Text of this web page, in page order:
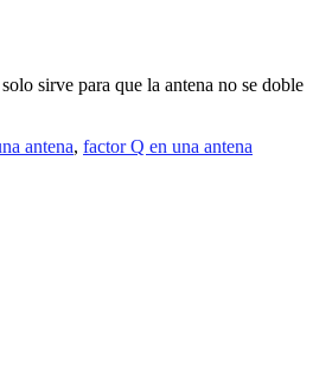
sirve para que la antena no se doble
antena, factor Q en una antena